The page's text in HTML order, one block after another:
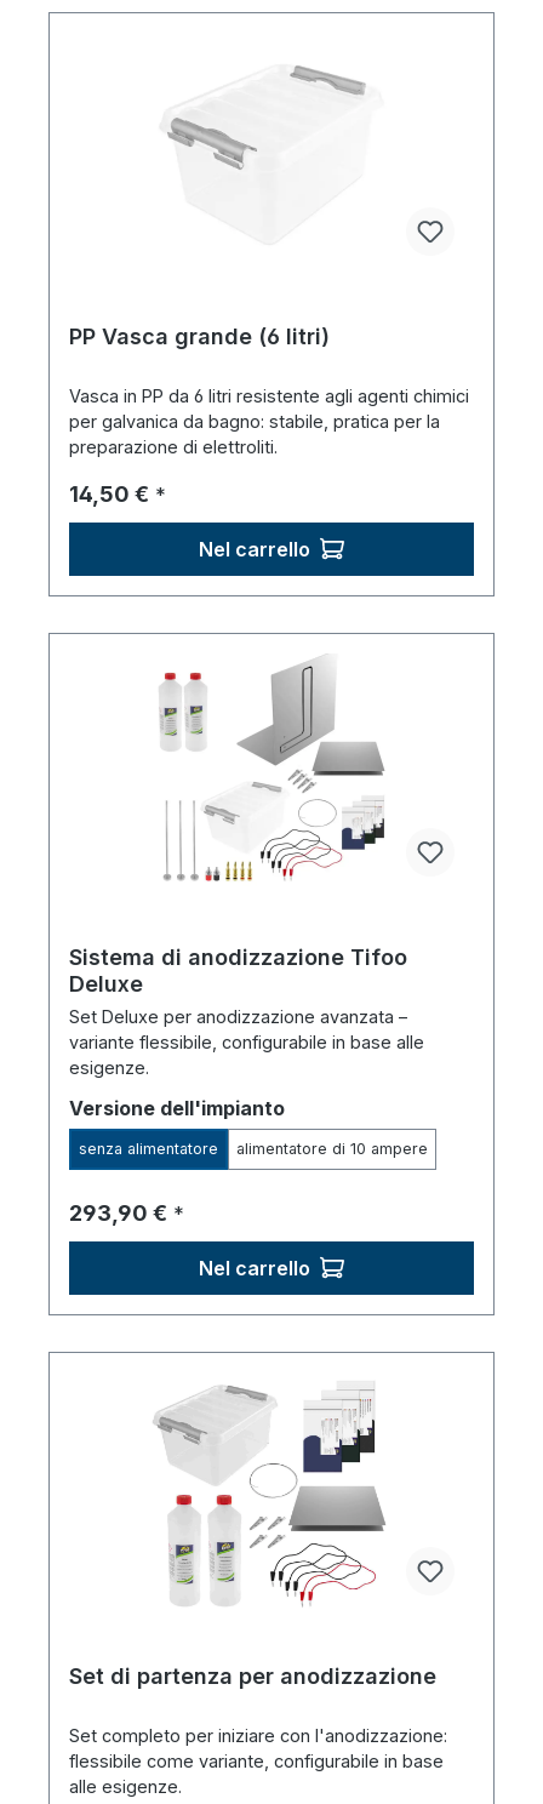
PP Vasca grande (6 litri)
Vasca in PP da 6 litri resistente agli agenti chimici
per galvanica da bagno: stabile, pratica per la
preparazione di elettroliti.
Prezzo normale:
14,50 € *
Nel carrello
Sistema di anodizzazione Tifoo
Deluxe
Set Deluxe per anodizzazione avanzata –
variante flessibile, configurabile in base alle
esigenze.
Seleziona
Versione dell'impianto
senza alimentatore alimentatore di 10 ampere
Prezzo normale:
293,90 € *
Nel carrello
Set di partenza per anodizzazione
Set completo per iniziare con l'anodizzazione:
flessibile come variante, configurabile in base
alle esigenze.